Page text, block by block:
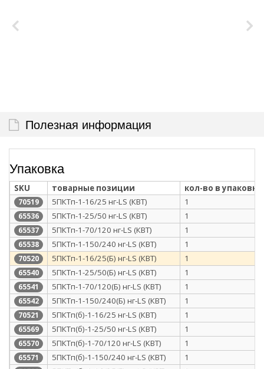
Полезная информация
Упаковка
SKU товарные позиции кол-во в упаковке
70519 5ПКТп-1-16/25 нг-LS (КВТ) 1
65536 5ПКТп-1-25/50 нг-LS (КВТ) 1
65537 5ПКТп-1-70/120 нг-LS (КВТ) 1
65538 5ПКТп-1-150/240 нг-LS (КВТ) 1
70520 5ПКТп-1-16/25(Б) нг-LS (КВТ) 1
65540 5ПКТп-1-25/50(Б) нг-LS (КВТ) 1
65541 5ПКТп-1-70/120(Б) нг-LS (КВТ) 1
65542 5ПКТп-1-150/240(Б) нг-LS (КВТ) 1
70521 5ПКТп(б)-1-16/25 нг-LS (КВТ) 1
65569 5ПКТп(б)-1-25/50 нг-LS (КВТ) 1
65570 5ПКТп(б)-1-70/120 нг-LS (КВТ) 1
65571 5ПКТп(б)-1-150/240 нг-LS (КВТ) 1